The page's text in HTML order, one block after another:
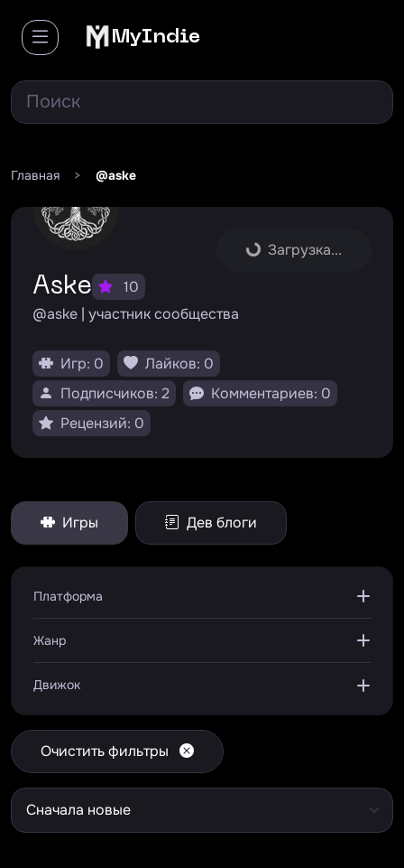
MyIndie
Главная > @aske
Загрузка...
Aske
10
@aske | участник сообщества
Игр: 0
Лайков: 0
Подписчиков: 2
Комментариев: 0
Рецензий: 0
Игры Дев блоги
Платформа
Жанр
Движок
Очистить фильтры